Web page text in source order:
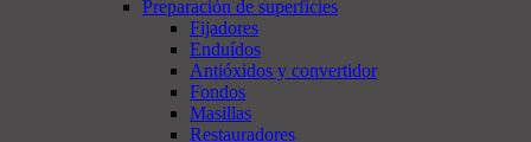
Preparación de superficies
Fijadores
Enduídos
Antióxidos y convertidor
Fondos
Masillas
Restauradores